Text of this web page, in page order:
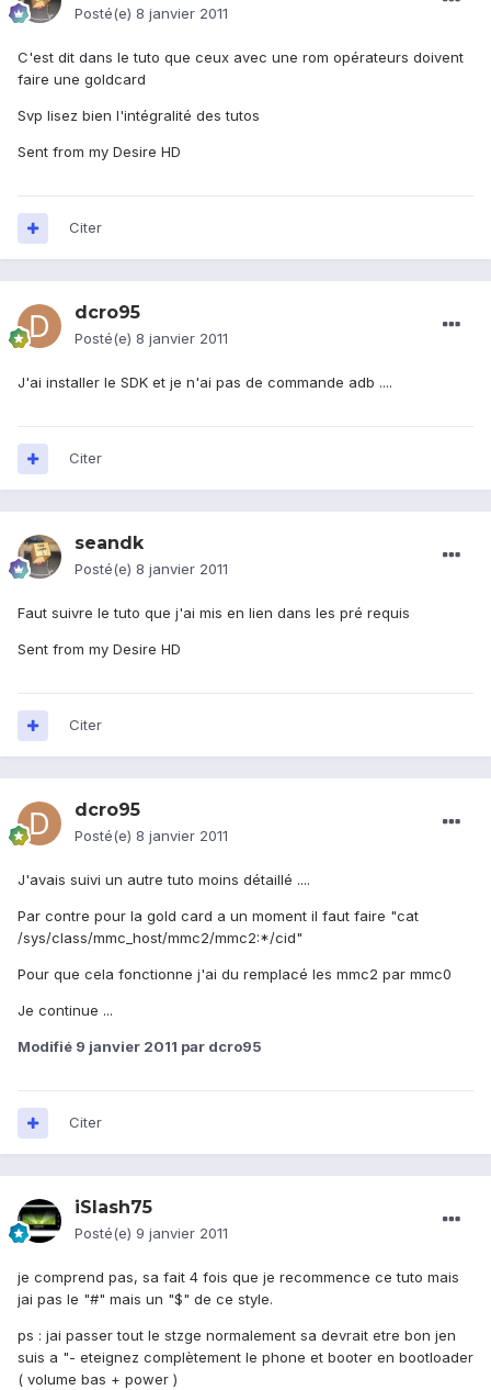
Posté(e) 8 janvier 2011
C'est dit dans le tuto que ceux avec une rom opérateurs doivent
faire une goldcard
Svp lisez bien l'intégralité des tutos
Sent from my Desire HD
Citer
dcro95
Posté(e) 8 janvier 2011
J'ai installer le SDK et je n'ai pas de commande adb ....
Citer
seandk
Posté(e) 8 janvier 2011
Faut suivre le tuto que j'ai mis en lien dans les pré requis
Sent from my Desire HD
Citer
dcro95
Posté(e) 8 janvier 2011
J'avais suivi un autre tuto moins détaillé ....
Par contre pour la gold card a un moment il faut faire "cat
/sys/class/mmc_host/mmc2/mmc2:*/cid"
Pour que cela fonctionne j'ai du remplacé les mmc2 par mmc0
Je continue ...
Modifié 9 janvier 2011 par dcro95
Citer
iSlash75
Posté(e) 9 janvier 2011
je comprend pas, sa fait 4 fois que je recommence ce tuto mais
jai pas le "#" mais un "$" de ce style.
ps : jai passer tout le stzge normalement sa devrait etre bon jen
suis a "- eteignez complètement le phone et booter en bootloader
( volume bas + power )